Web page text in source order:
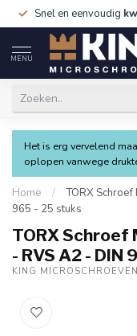
Snel en eenvoudig
MENU
Het is erg vervelend
oplopen vanwege
Home /
TORX
965 - 25 stuks
TORX Schroef
- RVS A2 - DIN
KING MICROSCHROEVEN